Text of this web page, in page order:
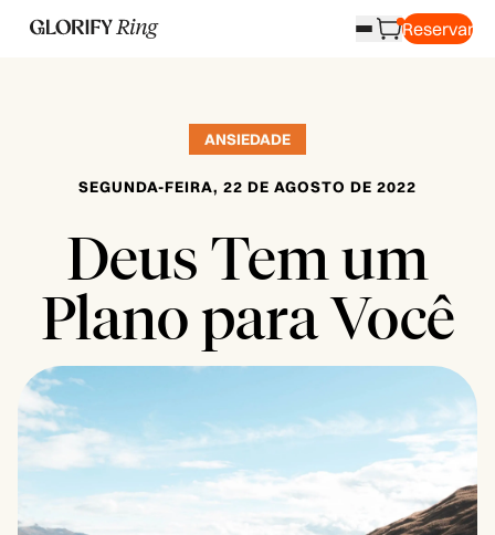
Reservar
ANSIEDADE
SEGUNDA-FEIRA, 22 DE AGOSTO DE 2022
Deus Tem um
Plano para Você